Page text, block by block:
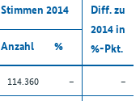
Stimmen 2014
Diff. zu
2014 in
%-Pkt.
Anzahl %
114.360 – –